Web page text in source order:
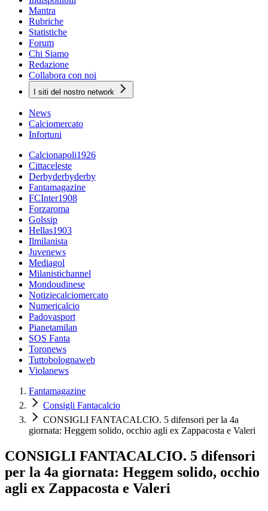
Mantra
Rubriche
Statistiche
Forum
Chi Siamo
Redazione
Collabora con noi
I siti del nostro network
News
Calciomercato
Infortuni
Calcionapoli1926
Cittaceleste
Derbyderbyderby
Fantamagazine
FCInter1908
Forzaroma
Golssip
Hellas1903
Ilmilanista
Juvenews
Mediagol
Milanistichannel
Mondoudinese
Notiziecalciomercato
Numericalcio
Padovasport
Pianetamilan
SOS Fanta
Toronews
Tuttobolognaweb
Violanews
Fantamagazine
Consigli Fantacalcio
CONSIGLI FANTACALCIO. 5 difensori per la 4a
giornata: Heggem solido, occhio agli ex Zappacosta e Valeri
CONSIGLI FANTACALCIO. 5 difensori
per la 4a giornata: Heggem solido, occhio
agli ex Zappacosta e Valeri